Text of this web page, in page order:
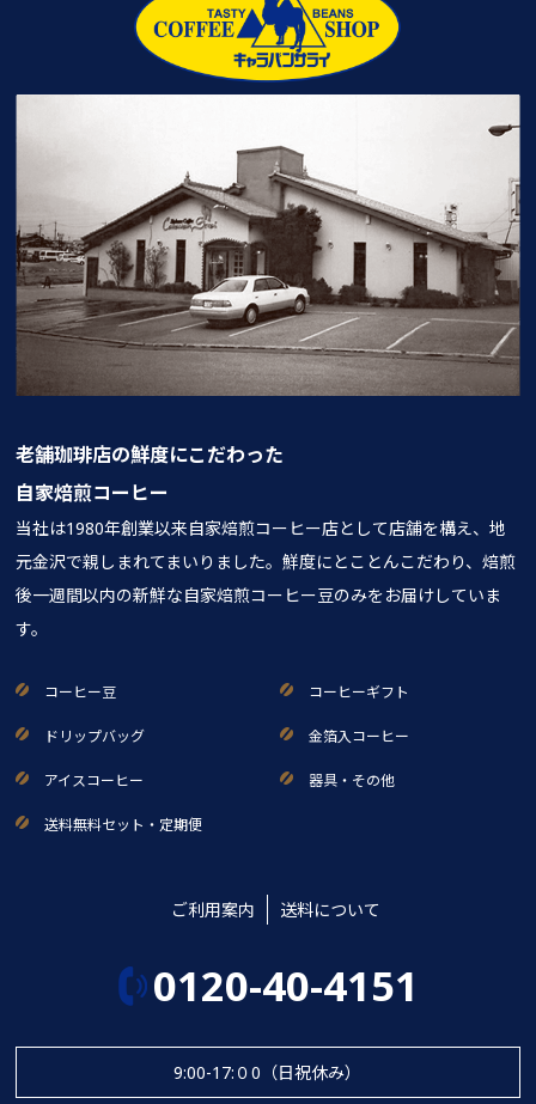
老舗珈琲店の鮮度にこだわった
自家焙煎コーヒー
当社は1980年創業以来自家焙煎コーヒー店として店舗を構え、地
元金沢で親しまれてまいりました。鮮度にとことんこだわり、焙煎
後一週間以内の新鮮な自家焙煎コーヒー豆のみをお届けしていま
す。
コーヒー豆 コーヒーギフト
ドリップバッグ 金箔入コーヒー
アイスコーヒー 器具・その他
送料無料セット・定期便
ご利用案内 送料について
0120-40-4151
9:00-17:０0（日祝休み）